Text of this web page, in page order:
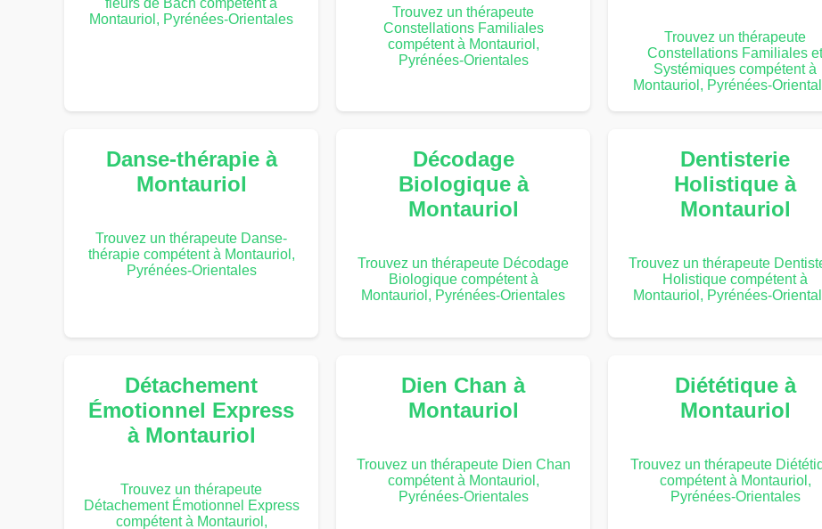
Montauriol, Pyrénées-Orientales
Trouvez un thérapeute
Constellations Familiales
compétent à Montauriol,
Pyrénées-Orientales
Trouvez un thérapeute
Constellations Familiales et
Systémiques compétent à
Montauriol, Pyrénées-
Danse-thérapie à
Montauriol
Trouvez un thérapeute Danse-
thérapie compétent à Montauriol,
Pyrénées-Orientales
Décodage
Biologique à
Montauriol
Trouvez un thérapeute Décodage
Biologique compétent à
Montauriol, Pyrénées-Orientales
Dentisterie
Holistique à
Montauriol
Trouvez un thérapeute
Holistique compétent à
Montauriol, Pyrénées-
Détachement
Émotionnel Express
à Montauriol
Trouvez un thérapeute
Détachement Émotionnel Express
compétent à Montauriol,
Dien Chan à
Montauriol
Trouvez un thérapeute Dien Chan
compétent à Montauriol,
Pyrénées-Orientales
Diététique à
Montauriol
Trouvez un thérapeute
compétent à Montauriol,
Pyrénées-Orientales